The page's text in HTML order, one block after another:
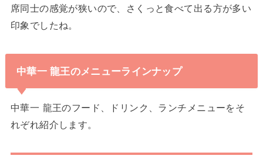
席同士の感覚が狭いので、さくっと食べて出る方が多い
印象でしたね。
中華一 龍王のメニューラインナップ
中華一 龍王のフード、ドリンク、ランチメニューをそ
れぞれ紹介します。